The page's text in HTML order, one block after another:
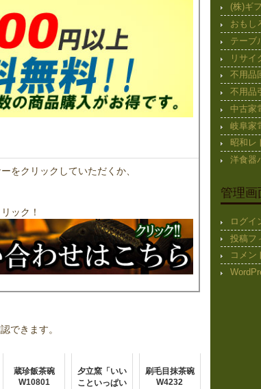
をクリックしていただくか、
ック！
できます。
蔵珍飯茶碗
W10801
夕立窯「いい
こといっぱい
刷毛目抹茶碗
W4232
(株)ギ
おもし
テーブ
リサイ
不用品
不用品
中古家
岐阜家
昭和レ
洋食器
管理画
ログイ
投稿フ
コメン